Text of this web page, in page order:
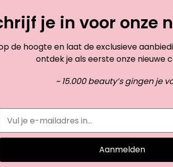
je in voor onze
de hoogte en laat de exclusieve
ontdek je als eerste onze nieuwe
~ 15.000 beauty’s gingen je
Aanmelden